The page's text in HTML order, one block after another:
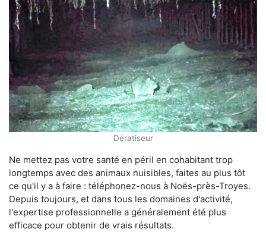
Dératiseur
Ne mettez pas votre santé en péril en cohabitant trop
longtemps avec des animaux nuisibles, faites au plus tôt
ce qu'il y a à faire : téléphonez-nous à Noës-près-Troyes.
Depuis toujours, et dans tous les domaines d'activité,
l'expertise professionnelle a généralement été plus
efficace pour obtenir de vrais résultats.